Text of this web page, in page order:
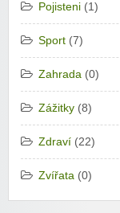
Pojisteni (1)
Sport (7)
Zahrada (0)
Zážitky (8)
Zdraví (22)
Zvířata (0)